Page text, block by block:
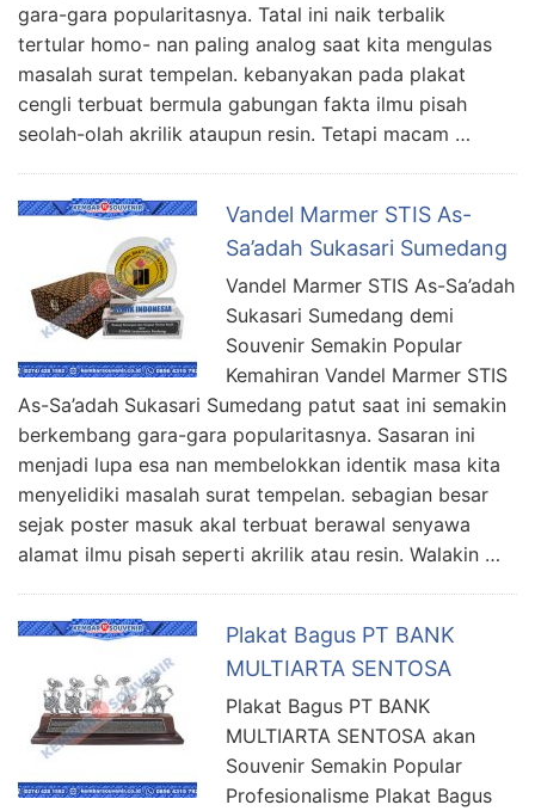
gara-gara popularitasnya. Tatal ini naik terbalik
tertular homo- nan paling analog saat kita mengulas
masalah surat tempelan. kebanyakan pada plakat
cengli terbuat bermula gabungan fakta ilmu pisah
seolah-olah akrilik ataupun resin. Tetapi macam …
Vandel Marmer STIS As-
Sa’adah Sukasari Sumedang
Vandel Marmer STIS As-Sa’adah
Sukasari Sumedang demi
Souvenir Semakin Popular
Kemahiran Vandel Marmer STIS
As-Sa’adah Sukasari Sumedang patut saat ini semakin
berkembang gara-gara popularitasnya. Sasaran ini
menjadi lupa esa nan membelokkan identik masa kita
menyelidiki masalah surat tempelan. sebagian besar
sejak poster masuk akal terbuat berawal senyawa
alamat ilmu pisah seperti akrilik atau resin. Walakin …
Plakat Bagus PT BANK
MULTIARTA SENTOSA
Plakat Bagus PT BANK
MULTIARTA SENTOSA akan
Souvenir Semakin Popular
Profesionalisme Plakat Bagus